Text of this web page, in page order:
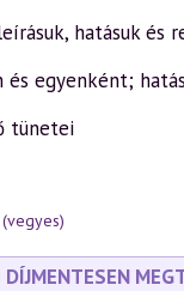
hatásuk és
és egyenként;
tünetei